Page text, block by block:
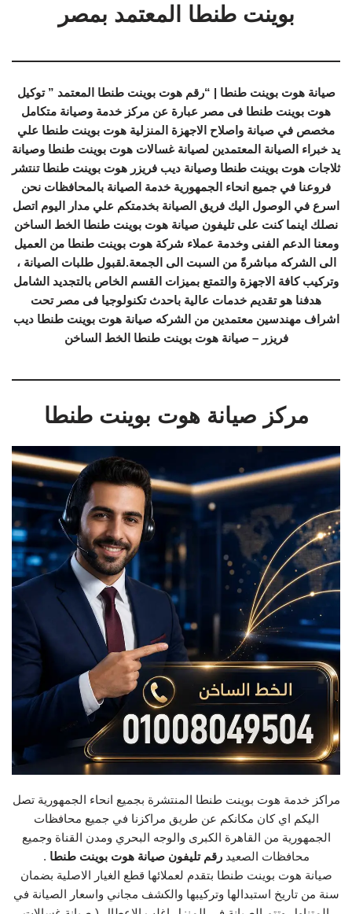
بوينت طنطا المعتمد بمصر
صيانة هوت بوينت طنطا | “رقم هوت بوينت طنطا المعتمد ” توكيل
هوت بوينت طنطا فى مصر عبارة عن مركز خدمة وصيانة متكامل
مخصص في صيانة واصلاح الاجهزة المنزلية هوت بوينت طنطا علي
يد خبراء الصيانة المعتمدين لصيانة غسالات هوت بوينت طنطا وصيانة
ثلاجات هوت بوينت طنطا وصيانة ديب فريزر هوت بوينت طنطا تنتشر
فروعنا في جميع انحاء الجمهورية خدمة الصيانة بالمحافظات نحن
اسرع في الوصول اليك فريق الصيانة بخدمتكم علي مدار اليوم اتصل
نصلك اينما كنت على تليفون صيانة هوت بوينت طنطا الخط الساخن
ومعنا الدعم الفنى وخدمة عملاء شركة هوت بوينت طنطا من العميل
الى الشركه مباشرةً من السبت الى الجمعة.لقبول طلبات الصيانة ،
وتركيب كافة الاجهزة والتمتع بميزات القسم الخاص بالتجديد الشامل
هدفنا هو تقديم خدمات عالية باحدث تكنولوجيا فى مصر تحت
اشراف مهندسين معتمدين من الشركه صيانة هوت بوينت طنطا ديب
فريزر – صيانة هوت بوينت طنطا الخط الساخن
مركز صيانة هوت بوينت طنطا
مراكز خدمة هوت بوينت طنطا المنتشرة بجميع انحاء الجمهورية تصل
اليكم اي كان مكانكم عن طريق مراكزنا في جميع محافظات
الجمهورية من القاهرة الكبرى والوجه البحري ومدن القناة وجميع
محافظات الصعيد رقم تليفون صيانة هوت بوينت طنطا .
صيانة هوت بوينت طنطا بتقدم لعملائها قطع الغيار الاصلية بضمان
سنة من تاريخ استبدالها وتركيبها والكشف مجاني واسعار الصيانة في